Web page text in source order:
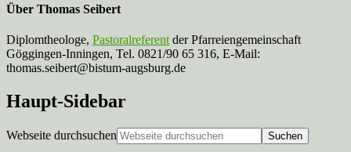
Über Thomas Seibert
Diplomtheologe, Pastoralreferent der Pfarreiengemeinschaft
Göggingen-Inningen, Tel. 0821/90 65 316, E-Mail:
thomas.seibert@bistum-augsburg.de
Haupt-Sidebar
Webseite durchsuchen